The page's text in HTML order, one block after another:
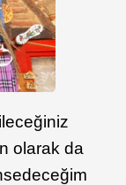
olarak da